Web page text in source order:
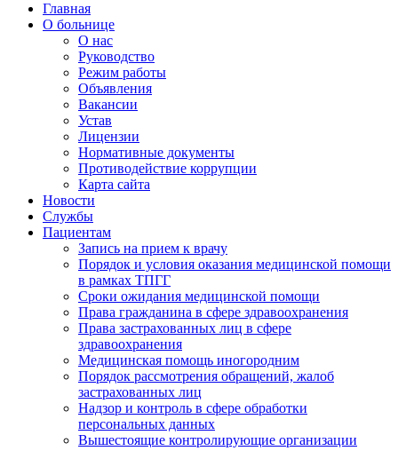
Главная
О больнице
О нас
Руководство
Режим работы
Объявления
Вакансии
Устав
Лицензии
Нормативные документы
Противодействие коррупции
Карта сайта
Новости
Службы
Пациентам
Запись на прием к врачу
Порядок и условия оказания медицинской помощи
в рамках ТПГГ
Сроки ожидания медицинской помощи
Права гражданина в сфере здравоохранения
Права застрахованных лиц в сфере
здравоохранения
Медицинская помощь иногородним
Порядок рассмотрения обращений, жалоб
застрахованных лиц
Надзор и контроль в сфере обработки
персональных данных
Вышестоящие контролирующие организации